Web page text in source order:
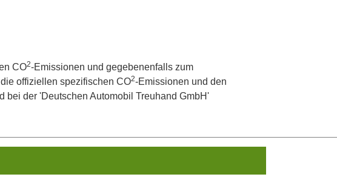
CO2-Emissionen und gegebenenfalls zum
offiziellen spezifischen CO2-Emissionen und den
bei der 'Deutschen Automobil Treuhand GmbH'